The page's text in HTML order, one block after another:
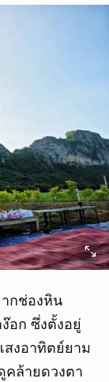
กช่องหิน
อก ซึ่งตั้งอยู่
งอาทิตย์ยาม
คล้ายดวงตา